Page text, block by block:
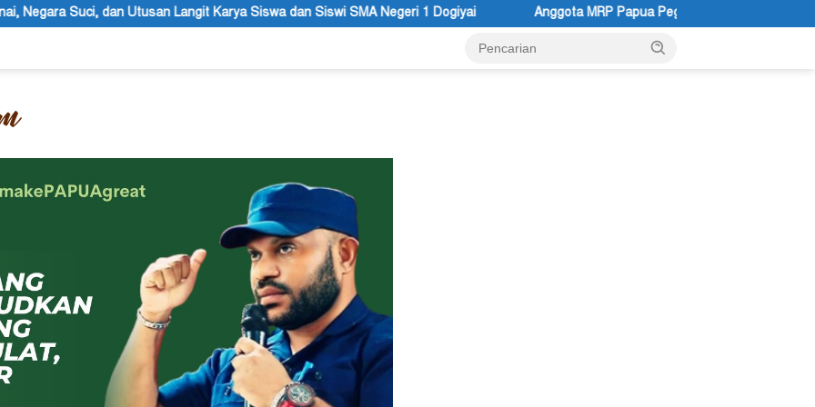
Langit Karya Siswa dan Siswi SMA Negeri 1 Dogiyai Anggota MRP Papua Pegunungan dan Forum Warga Papua Adukan